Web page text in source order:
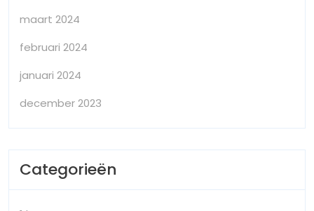
maart 2024
februari 2024
januari 2024
december 2023
Categorieën